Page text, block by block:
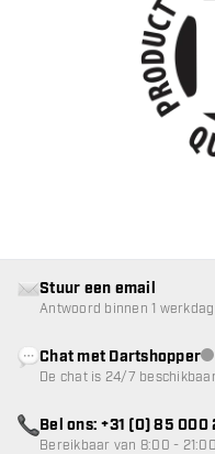
Stuur een email
Antwoord binnen 1 werkdag
Chat met Dartshopper
De chat is 24/7
Bel ons: +31 (0) 85 000
Bereikbaar van 8:00 -